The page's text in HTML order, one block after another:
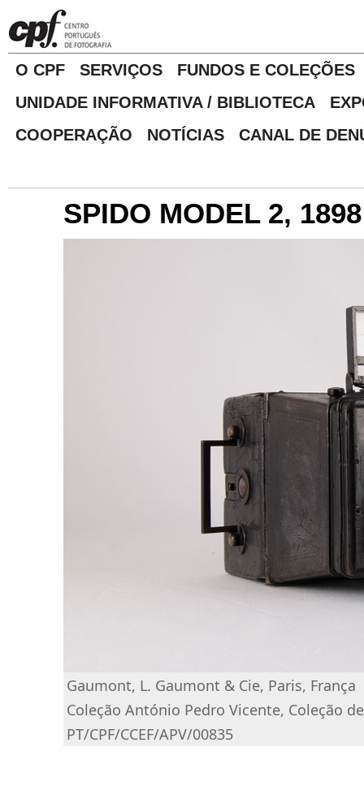
O CPF SERVIÇOS
FUNDOS E COLEÇÕES
UNIDADE INFORMATIVA / BIBLIOTECA
COOPERAÇÃO
NOTÍCIAS CANAL DE
SPIDO MODEL 2, 1898
Gaumont, L. Gaumont & Cie, Paris, França
Coleção António Pedro Vicente, Coleção
PT/CPF/CCEF/APV/00835